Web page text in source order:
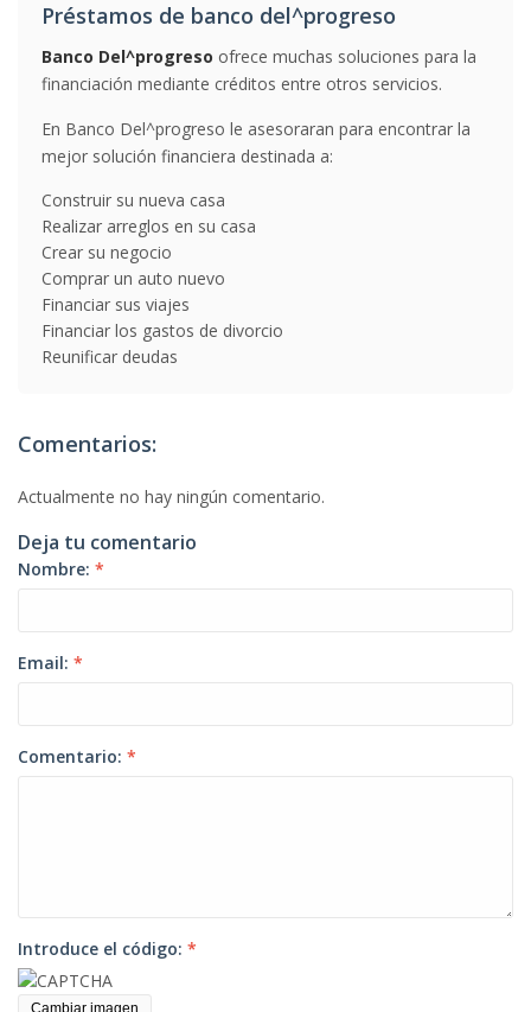
Préstamos de banco del^progreso
Banco Del^progreso ofrece muchas soluciones para la
financiación mediante créditos entre otros servicios.
En Banco Del^progreso le asesoraran para encontrar la
mejor solución financiera destinada a:
Construir su nueva casa
Realizar arreglos en su casa
Crear su negocio
Comprar un auto nuevo
Financiar sus viajes
Financiar los gastos de divorcio
Reunificar deudas
Comentarios:
Actualmente no hay ningún comentario.
Deja tu comentario
Nombre: *
Email: *
Comentario: *
Introduce el código: *
Cambiar imagen